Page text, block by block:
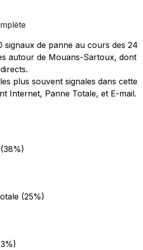
signaux de panne au cours des 24
autour de Mouans-Sartoux, dont
plus souvent signales dans cette
Internet, Panne Totale, et E-mail.
(38%)
(25%)